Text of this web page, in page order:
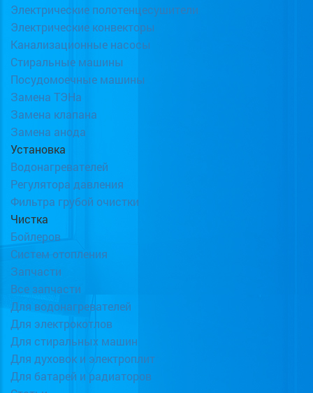
Электрические полотенцесушители
Электрические конвекторы
Канализационные насосы
Стиральные машины
Посудомоечные машины
Замена ТЭНа
Замена клапана
Замена анода
Установка
Водонагревателей
Регулятора давления
Фильтра грубой очистки
Чистка
Бойлеров
Систем отопления
Запчасти
Все запчасти
Для водонагревателей
Для электрокотлов
Для стиральных машин
Для духовок и электроплит
Для батарей и радиаторов